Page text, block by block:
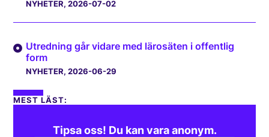
NYHETER, 2026-07-02
Utredning går vidare med lärosäten i offentlig
form
NYHETER, 2026-06-29
MEST LÄST:
Tipsa oss! Du kan vara anonym.